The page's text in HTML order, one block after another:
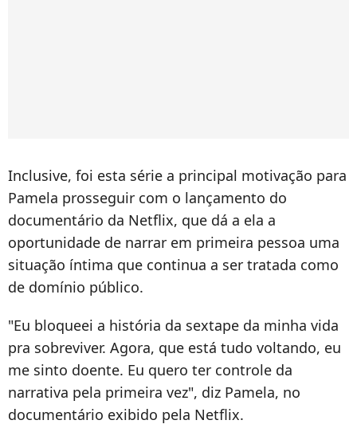
Inclusive, foi esta série a principal motivação para
Pamela prosseguir com o lançamento do
documentário da Netflix, que dá a ela a
oportunidade de narrar em primeira pessoa uma
situação íntima que continua a ser tratada como
de domínio público.
"Eu bloqueei a história da sextape da minha vida
pra sobreviver. Agora, que está tudo voltando, eu
me sinto doente. Eu quero ter controle da
narrativa pela primeira vez", diz Pamela, no
documentário exibido pela Netflix.